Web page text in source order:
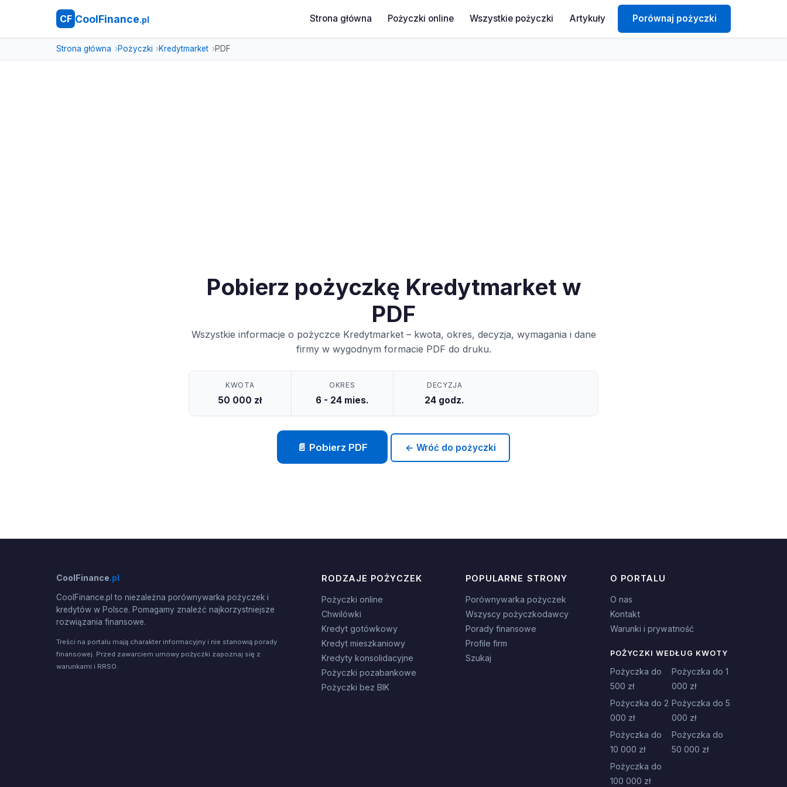
CF CoolFinance.pl Strona główna Pożyczki online Wszystkie pożyczki Artykuły Porównaj pożyczki
Strona główna Pożyczki Kredytmarket PDF
Pobierz pożyczkę Kredytmarket w
PDF
Wszystkie informacje o pożyczce Kredytmarket – kwota, okres, decyzja, wymagania i dane
firmy w wygodnym formacie PDF do druku.
KWOTA
50 000 zł
OKRES
6 - 24 mies.
DECYZJA
24 godz.
📄 Pobierz PDF ← Wróć do pożyczki
CoolFinance.pl
CoolFinance.pl to niezależna porównywarka pożyczek i
kredytów w Polsce. Pomagamy znaleźć najkorzystniejsze
rozwiązania finansowe.
Treści na portalu mają charakter informacyjny i nie stanowią porady
finansowej. Przed zawarciem umowy pożyczki zapoznaj się z
warunkami i RRSO.
RODZAJE POŻYCZEK
Pożyczki online
Chwilówki
Kredyt gotówkowy
Kredyt mieszkaniowy
Kredyty konsolidacyjne
Pożyczki pozabankowe
Pożyczki bez BIK
POPULARNE STRONY
Porównywarka pożyczek
Wszyscy pożyczkodawcy
Porady finansowe
Profile firm
Szukaj
O PORTALU
O nas
Kontakt
Warunki i prywatność
POŻYCZKI WEDŁUG KWOTY
Pożyczka do
500 zł
Pożyczka do 1
000 zł
Pożyczka do 2
000 zł
Pożyczka do 5
000 zł
Pożyczka do
10 000 zł
Pożyczka do
50 000 zł
Pożyczka do
100 000 zł